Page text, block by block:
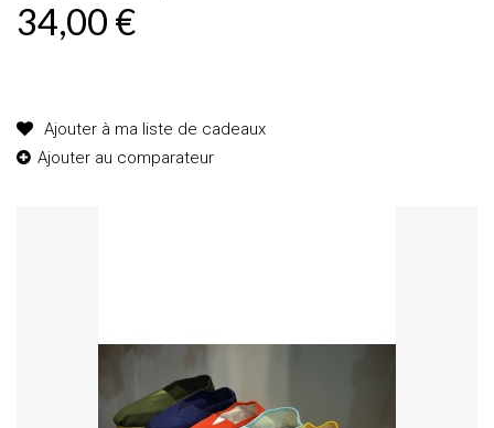
34,00 €
Ajouter à ma liste de cadeaux
Ajouter au comparateur